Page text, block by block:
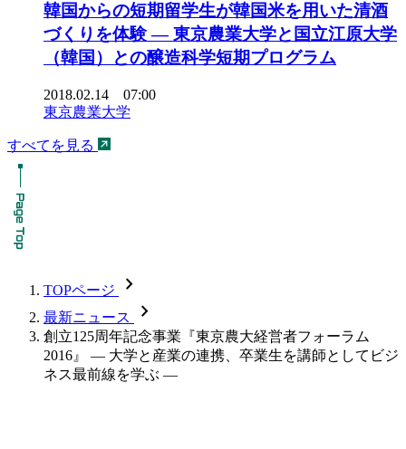
韓国からの短期留学生が韓国米を用いた清酒
づくりを体験 — 東京農業大学と国立江原大学
（韓国）との醸造科学短期プログラム
2018.02.14 07:00
東京農業大学
すべてを見る
TOPページ chevron_forward
最新ニュース chevron_forward
創立125周年記念事業『東京農大経営者フォーラム
2016』 — 大学と産業の連携、卒業生を講師としてビジ
ネス最前線を学ぶ —